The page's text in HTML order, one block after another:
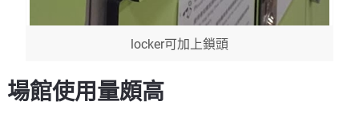
locker可加上鎖頭
場館使用量頗高